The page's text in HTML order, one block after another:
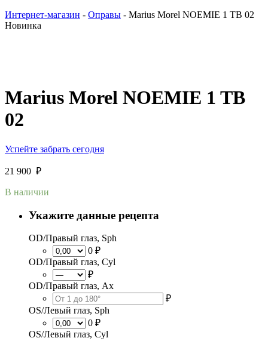
Интернет-магазин - Оправы - Marius Morel NOEMIE 1 TB 02
Новинка
Marius Morel NOEMIE 1 TB
02
Успейте забрать сегодня
21 900 ₽
В наличии
Укажите данные рецепта
OD/Правый глаз, Sph
0 ₽
OD/Правый глаз, Cyl
₽
OD/Правый глаз, Ax
₽
OS/Левый глаз, Sph
0 ₽
OS/Левый глаз, Cyl